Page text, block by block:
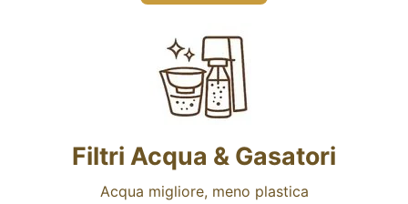
Filtri Acqua & Gasatori
Acqua migliore, meno plastica